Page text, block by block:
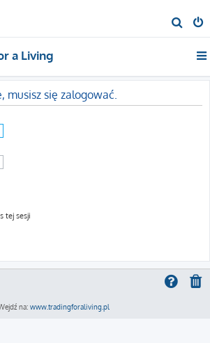
z
j
a Living
musisz się zalogować.
tej sesji
na: www.tradingforaliving.pl